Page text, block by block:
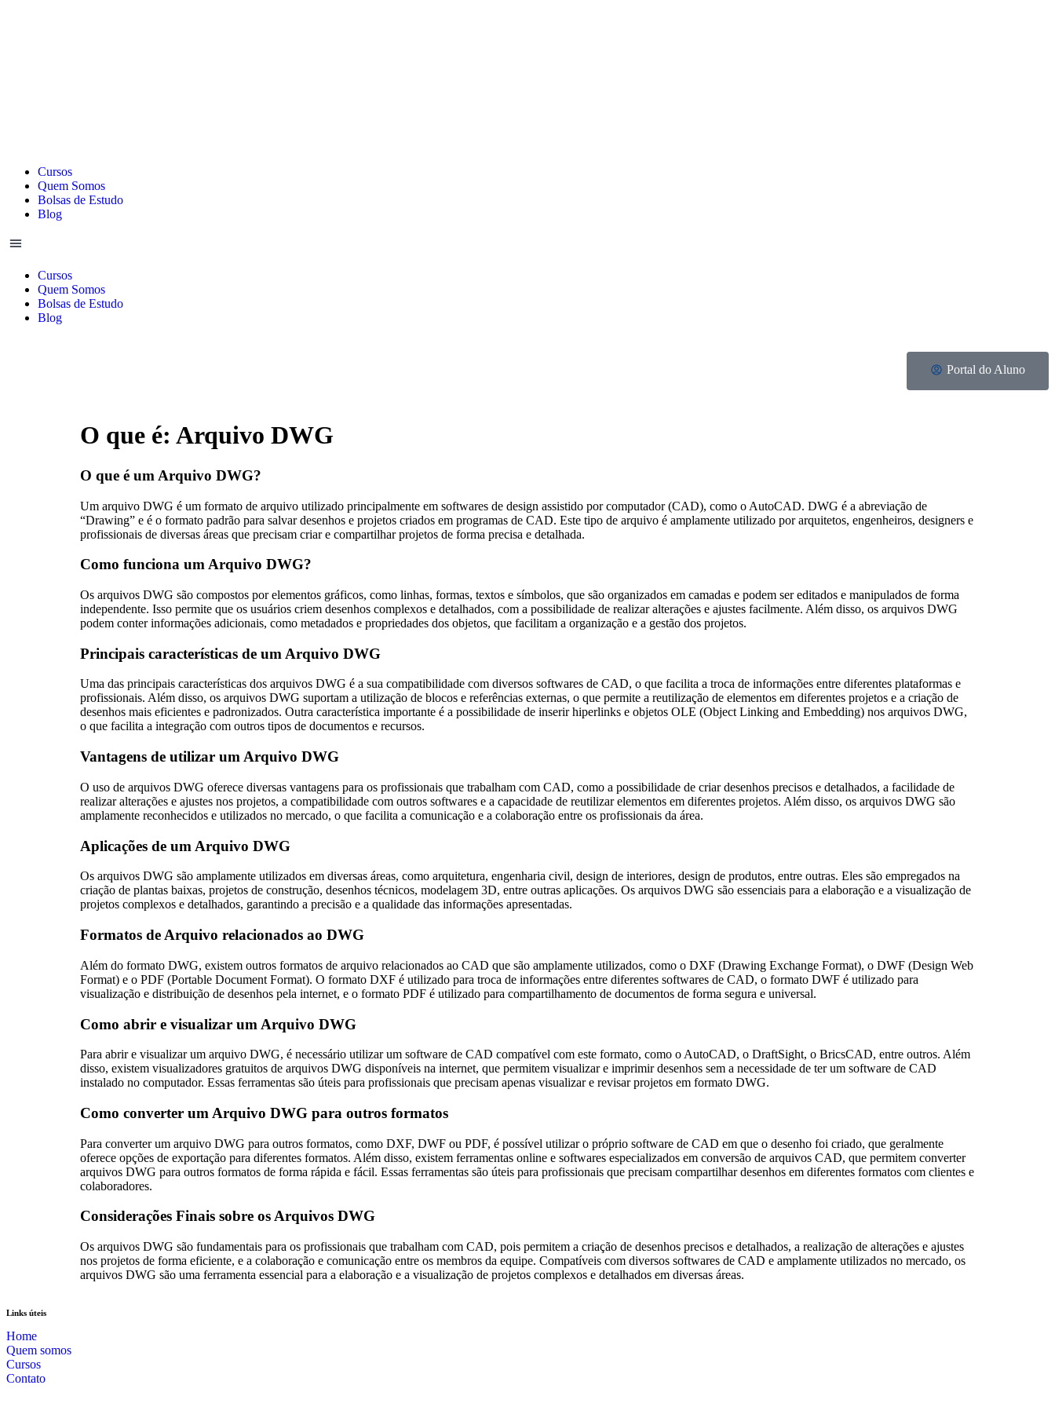
Cursos
Quem Somos
Bolsas de Estudo
Blog
Cursos
Quem Somos
Bolsas de Estudo
Blog
Portal do Aluno
O que é: Arquivo DWG
O que é um Arquivo DWG?
Um arquivo DWG é um formato de arquivo utilizado principalmente em softwares de design assistido por computador (CAD), como o AutoCAD. DWG é a abreviação de
“Drawing” e é o formato padrão para salvar desenhos e projetos criados em programas de CAD. Este tipo de arquivo é amplamente utilizado por arquitetos, engenheiros, designers e
profissionais de diversas áreas que precisam criar e compartilhar projetos de forma precisa e detalhada.
Como funciona um Arquivo DWG?
Os arquivos DWG são compostos por elementos gráficos, como linhas, formas, textos e símbolos, que são organizados em camadas e podem ser editados e manipulados de forma
independente. Isso permite que os usuários criem desenhos complexos e detalhados, com a possibilidade de realizar alterações e ajustes facilmente. Além disso, os arquivos DWG
podem conter informações adicionais, como metadados e propriedades dos objetos, que facilitam a organização e a gestão dos projetos.
Principais características de um Arquivo DWG
Uma das principais características dos arquivos DWG é a sua compatibilidade com diversos softwares de CAD, o que facilita a troca de informações entre diferentes plataformas e
profissionais. Além disso, os arquivos DWG suportam a utilização de blocos e referências externas, o que permite a reutilização de elementos em diferentes projetos e a criação de
desenhos mais eficientes e padronizados. Outra característica importante é a possibilidade de inserir hiperlinks e objetos OLE (Object Linking and Embedding) nos arquivos DWG,
o que facilita a integração com outros tipos de documentos e recursos.
Vantagens de utilizar um Arquivo DWG
O uso de arquivos DWG oferece diversas vantagens para os profissionais que trabalham com CAD, como a possibilidade de criar desenhos precisos e detalhados, a facilidade de
realizar alterações e ajustes nos projetos, a compatibilidade com outros softwares e a capacidade de reutilizar elementos em diferentes projetos. Além disso, os arquivos DWG são
amplamente reconhecidos e utilizados no mercado, o que facilita a comunicação e a colaboração entre os profissionais da área.
Aplicações de um Arquivo DWG
Os arquivos DWG são amplamente utilizados em diversas áreas, como arquitetura, engenharia civil, design de interiores, design de produtos, entre outras. Eles são empregados na
criação de plantas baixas, projetos de construção, desenhos técnicos, modelagem 3D, entre outras aplicações. Os arquivos DWG são essenciais para a elaboração e a visualização de
projetos complexos e detalhados, garantindo a precisão e a qualidade das informações apresentadas.
Formatos de Arquivo relacionados ao DWG
Além do formato DWG, existem outros formatos de arquivo relacionados ao CAD que são amplamente utilizados, como o DXF (Drawing Exchange Format), o DWF (Design Web
Format) e o PDF (Portable Document Format). O formato DXF é utilizado para troca de informações entre diferentes softwares de CAD, o formato DWF é utilizado para
visualização e distribuição de desenhos pela internet, e o formato PDF é utilizado para compartilhamento de documentos de forma segura e universal.
Como abrir e visualizar um Arquivo DWG
Para abrir e visualizar um arquivo DWG, é necessário utilizar um software de CAD compatível com este formato, como o AutoCAD, o DraftSight, o BricsCAD, entre outros. Além
disso, existem visualizadores gratuitos de arquivos DWG disponíveis na internet, que permitem visualizar e imprimir desenhos sem a necessidade de ter um software de CAD
instalado no computador. Essas ferramentas são úteis para profissionais que precisam apenas visualizar e revisar projetos em formato DWG.
Como converter um Arquivo DWG para outros formatos
Para converter um arquivo DWG para outros formatos, como DXF, DWF ou PDF, é possível utilizar o próprio software de CAD em que o desenho foi criado, que geralmente
oferece opções de exportação para diferentes formatos. Além disso, existem ferramentas online e softwares especializados em conversão de arquivos CAD, que permitem converter
arquivos DWG para outros formatos de forma rápida e fácil. Essas ferramentas são úteis para profissionais que precisam compartilhar desenhos em diferentes formatos com clientes e
colaboradores.
Considerações Finais sobre os Arquivos DWG
Os arquivos DWG são fundamentais para os profissionais que trabalham com CAD, pois permitem a criação de desenhos precisos e detalhados, a realização de alterações e ajustes
nos projetos de forma eficiente, e a colaboração e comunicação entre os membros da equipe. Compatíveis com diversos softwares de CAD e amplamente utilizados no mercado, os
arquivos DWG são uma ferramenta essencial para a elaboração e a visualização de projetos complexos e detalhados em diversas áreas.
Links úteis
Home
Quem somos
Cursos
Contato